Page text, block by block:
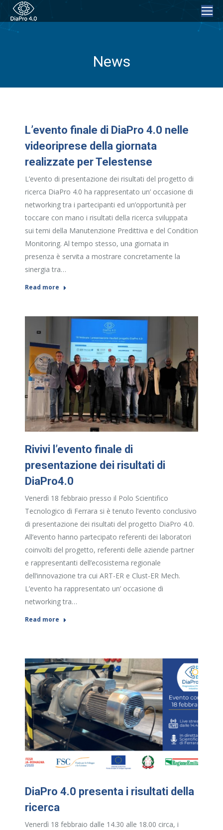
News
L’evento finale di DiaPro 4.0 nelle
videoriprese della giornata
realizzate per Telestense
L’evento di presentazione dei risultati del progetto di
ricerca DiaPro 4.0 ha rappresentato un’ occasione di
networking tra i partecipanti ed un’opportunità per
toccare con mano i risultati della ricerca sviluppata
sui temi della Manutenzione Predittiva e del Condition
Monitoring. Al tempo stesso, una giornata in
presenza è servita a mostrare concretamente la
sinergia tra…
Read more
Rivivi l’evento finale di
presentazione dei risultati di
DiaPro4.0
Venerdì 18 febbraio presso il Polo Scientifico
Tecnologico di Ferrara si è tenuto l’evento conclusivo
di presentazione dei risultati del progetto DiaPro 4.0.
All’evento hanno partecipato referenti dei laboratori
coinvolti del progetto, referenti delle aziende partner
e rappresentanti dell’ecosistema regionale
dell’innovazione tra cui ART-ER e Clust-ER Mech.
L’evento ha rappresentato un’ occasione di
networking tra…
Read more
DiaPro 4.0 presenta i risultati della
ricerca
Venerdì 18 febbraio dalle 14.30 alle 18.00 circa, i